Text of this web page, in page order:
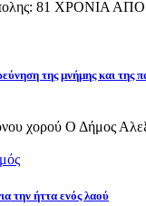
81
της μνήμης και της
χορού Ο Δήμος
την ήττα ενός λαού